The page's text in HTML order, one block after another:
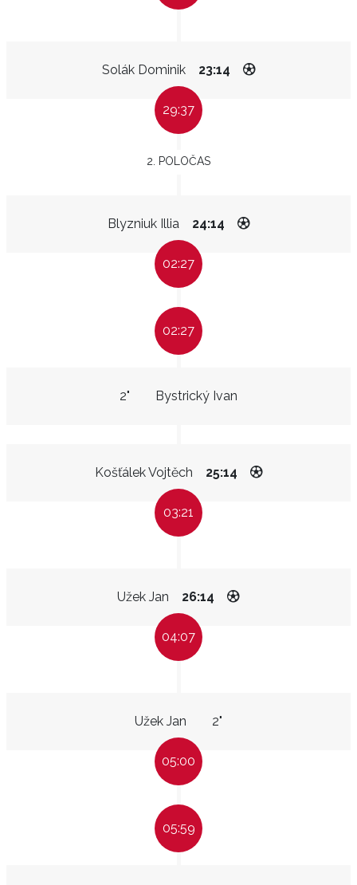
Solák Dominik 23:14
29:37
2. POLOČAS
Blyzniuk Illia 24:14
02:27
02:27
Bystrický Ivan
2"
Košťálek Vojtěch 25:14
03:21
Užek Jan 26:14
04:07
Užek Jan 2"
05:00
05:59